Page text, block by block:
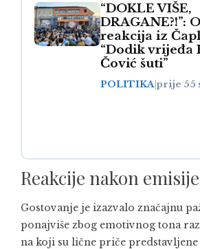
“DOKLE VIŠE,
DRAGANE?!”:
reakcija iz
“Dodik vrijeđa
Čović šuti”
POLITIKAprije 55
Reakcije nakon emisije
Gostovanje je izazvalo značajnu
ponajviše zbog emotivnog tona
na koji su lične priče